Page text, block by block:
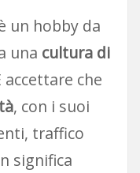
un hobby da
una cultura di
accettare che
, con i suoi
traffico
significa